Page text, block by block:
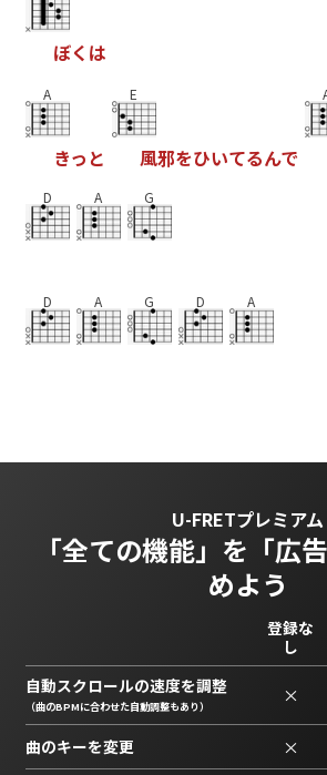
ぼく は
A
きっ と
E
風邪をひいてるんで
D A G
D A G D A
U-FRETプレミアム
「全ての機能」を 「広
めよう
登録な
し
自動スクロールの速度を調整
（曲のBPMに合わせた自動調整もあり） ×
曲のキーを変更 ×